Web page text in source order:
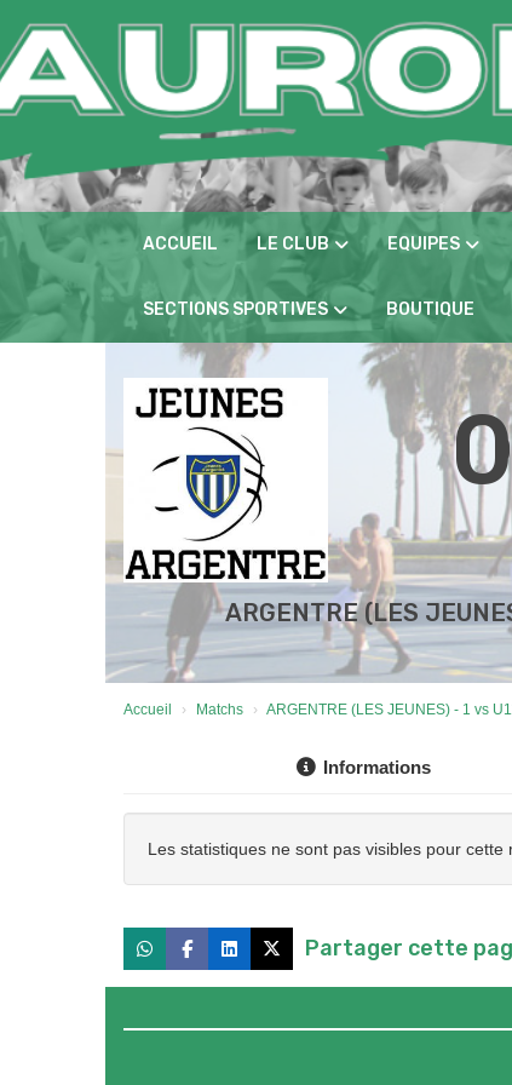
ACCUEIL LE CLUB EQUIPES
SECTIONS SPORTIVES BOUTIQUE
ARGENTRE (LES
Accueil Matchs ARGENTRE (LES JEUNES) - 1 vs
Informations
Les statistiques ne sont pas visibles pour cette
Partager cette